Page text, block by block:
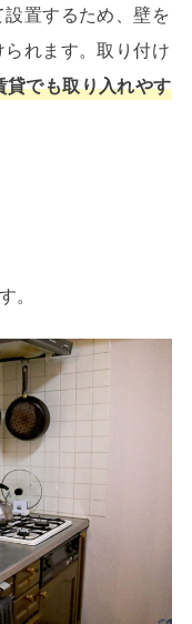
置するため、壁を
れます。取り付け
貸でも取り入れやす
。